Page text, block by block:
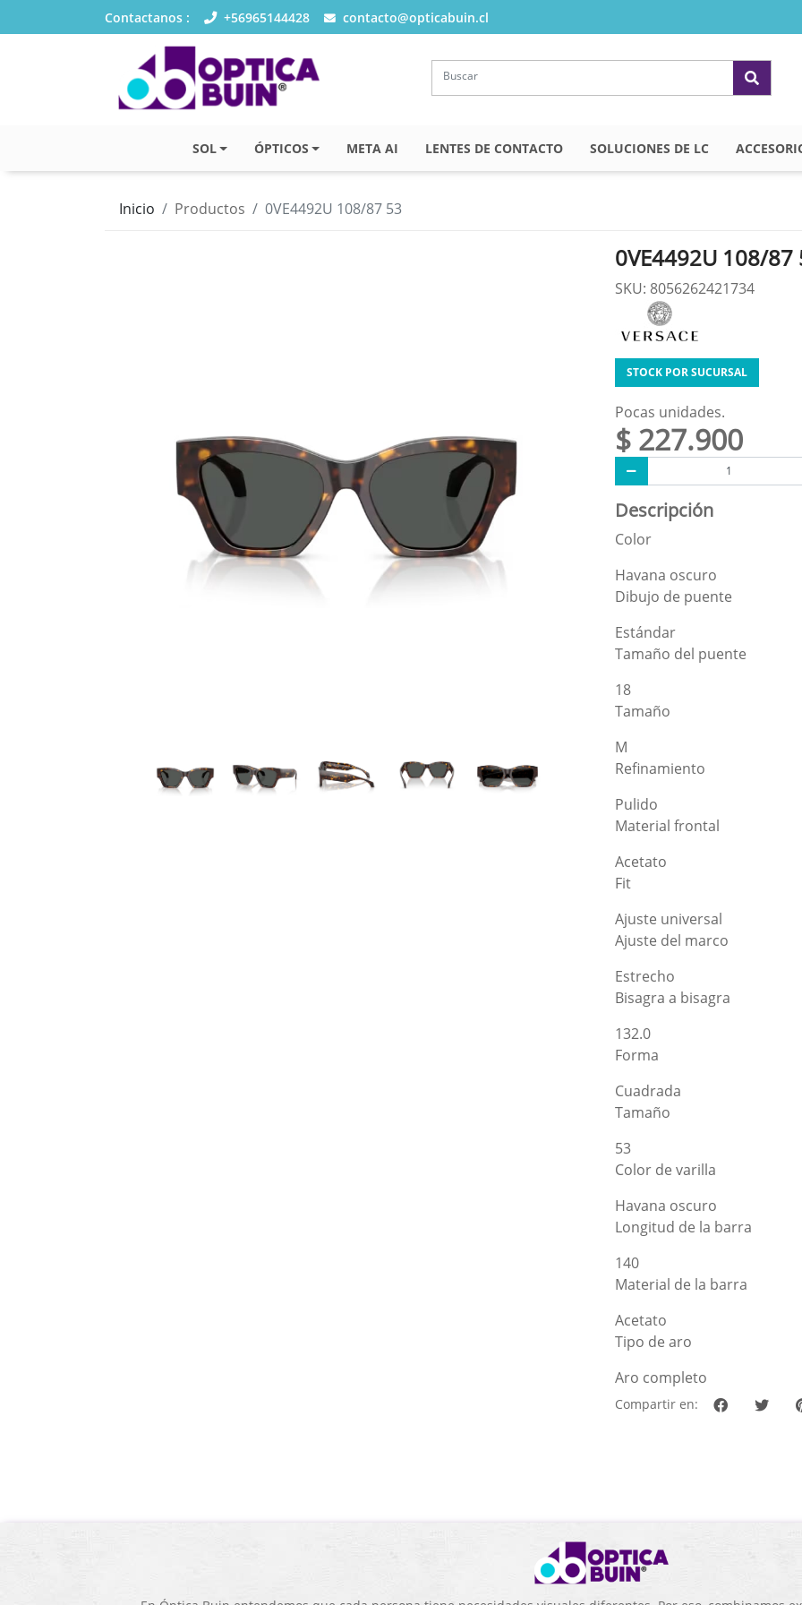
Contactanos : +56965144428 contacto@opticabuin.cl
SOL ÓPTICOS META AI LENTES DE CONTACTO SOLUCIONES DE LC
Inicio Productos 0VE4492U 108/87 53
0VE4492U 108/87
SKU: 8056262421734
STOCK POR SUCURSAL
Pocas unidades.
$ 227.900
Descripción
Color
Havana oscuro
Dibujo de puente
Estándar
Tamaño del puente
18
Tamaño
M
Refinamiento
Pulido
Material frontal
Acetato
Fit
Ajuste universal
Ajuste del marco
Estrecho
Bisagra a bisagra
132.0
Forma
Cuadrada
Tamaño
53
Color de varilla
Havana oscuro
Longitud de la barra
140
Material de la barra
Acetato
Tipo de aro
Aro completo
Compartir en: